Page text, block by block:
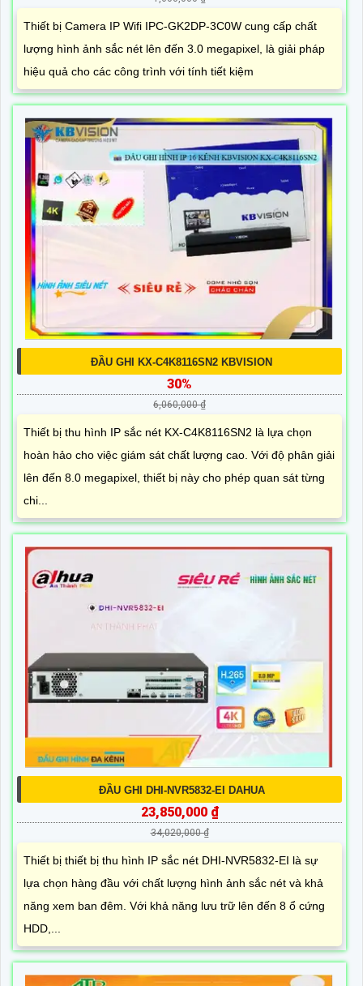
Thiết bị Camera IP Wifi IPC-GK2DP-3C0W cung cấp chất
lượng hình ảnh sắc nét lên đến 3.0 megapixel, là giải pháp
hiệu quả cho các công trình với tính tiết kiệm
ĐẦU GHI KX-C4K8116SN2 KBVISION
30%
6,060,000 ₫
Thiết bị thu hình IP sắc nét KX-C4K8116SN2 là lựa chọn
hoàn hảo cho việc giám sát chất lượng cao. Với độ phân giải
lên đến 8.0 megapixel, thiết bị này cho phép quan sát từng
chi...
ĐẦU GHI DHI-NVR5832-EI DAHUA
23,850,000 ₫
34,020,000 ₫
Thiết bị thiết bị thu hình IP sắc nét DHI-NVR5832-EI là sự
lựa chọn hàng đầu với chất lượng hình ảnh sắc nét và khả
năng xem ban đêm. Với khả năng lưu trữ lên đến 8 ổ cứng
HDD,...